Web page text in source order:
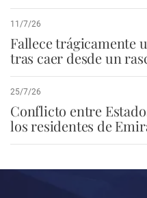
11/7/26
Fallece trágicamente
tras caer desde un
25/7/26
Conflicto entre
los residentes de